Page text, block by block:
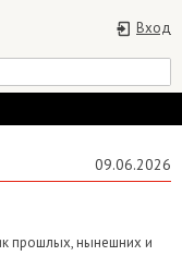
Вход
09.06.2026
прошлых, нынешних и